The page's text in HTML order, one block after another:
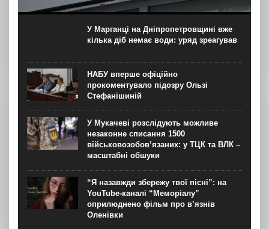
У зв’язку з безпековою ситуацією АТ “Укрпошта”
вимушено призупинила роботу чотирьох відділень на
території Краматорської громади. Про
це повідомила Краматорська міська рада. Роботу
зупиняють відділення за такими адресами: 84303 —
У Марганці на Дніпропетровщині вже
кілька діб немає води: уряд зреагував
НАБУ вперше офіційно
прокоментувало підозру Ользі
Стефанішиній
У Мукачеві розслідують можливе
незаконне списання 1500
військовозобов’язаних: у ТЦК та ВЛК –
масштабні обшуки
“Я назавжди збережу твої пісні”: на
YouTube-каналі “Меморіалу”
оприлюднено фільм про в’язнів
Оленівки